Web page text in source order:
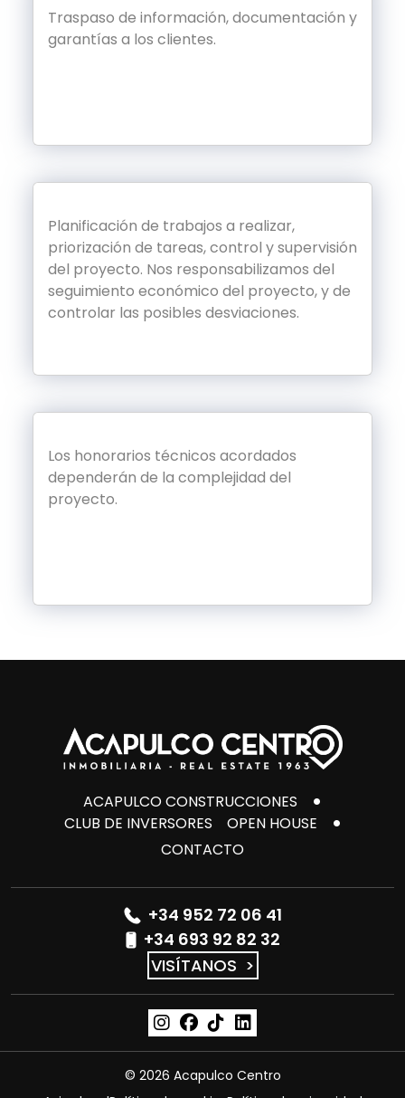
Traspaso de información, documentación y
garantías a los clientes.
Planificación de trabajos a realizar,
priorización de tareas, control y supervisión
del proyecto. Nos responsabilizamos del
seguimiento económico del proyecto, y de
controlar las posibles desviaciones.
Los honorarios técnicos acordados
dependerán de la complejidad del
proyecto.
ACAPULCO CONSTRUCCIONES
CLUB DE INVERSORES
OPEN HOUSE
CONTACTO
+34 952 72 06 41
+34 693 92 82 32
VISÍTANOS >
© 2026 Acapulco Centro